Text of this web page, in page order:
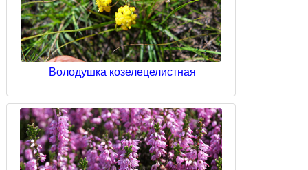
Володушка козелецелистная